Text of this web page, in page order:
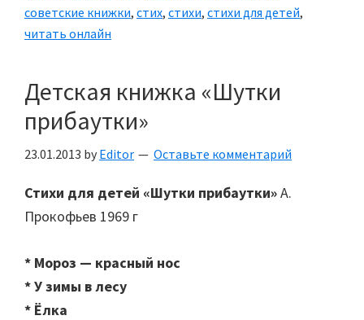
советские книжки, стих, стихи, стихи для детей,
читать онлайн
Детская книжка «Шутки
прибаутки»
23.01.2013 by Editor Оставьте комментарий
Стихи для детей «Шутки прибаутки»А.
Прокофьев 1969 г
* Мороз — красный нос
* У зимы в лесу
* Ёлка